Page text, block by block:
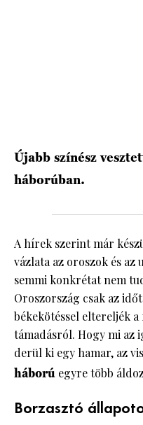
Újabb színész
háborúban.
A hírek szerint már
vázlata az oroszok és
semmi konkrétat nem
Oroszország csak az
békekötéssel eltereljék
támadásról. Hogy mi az
derül ki egy hamar, az
háború egyre több
Borzasztó